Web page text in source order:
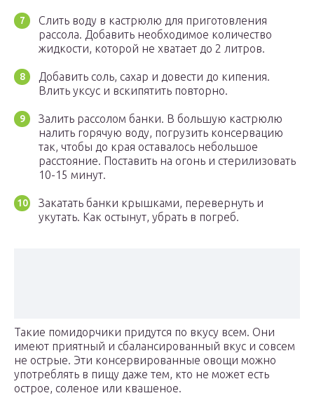
Слить воду в кастрюлю для приготовления
рассола. Добавить необходимое количество
жидкости, которой не хватает до 2 литров.
Добавить соль, сахар и довести до кипения.
Влить уксус и вскипятить повторно.
Залить рассолом банки. В большую кастрюлю
налить горячую воду, погрузить консервацию
так, чтобы до края оставалось небольшое
расстояние. Поставить на огонь и стерилизовать
10-15 минут.
Закатать банки крышками, перевернуть и
укутать. Как остынут, убрать в погреб.
Такие помидорчики придутся по вкусу всем. Они
имеют приятный и сбалансированный вкус и совсем
не острые. Эти консервированные овощи можно
употреблять в пищу даже тем, кто не может есть
острое, соленое или квашеное.